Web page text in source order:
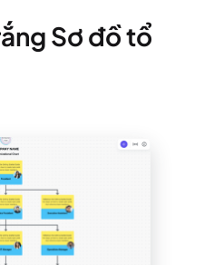
Sơ đồ tổ